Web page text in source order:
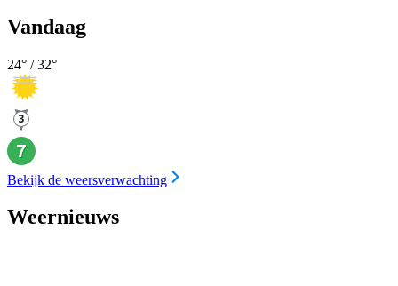
Vandaag
24° /32°
Bekijk de weersverwachting
Weernieuws